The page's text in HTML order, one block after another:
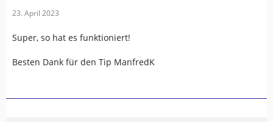
23. April 2023
Super, so hat es funktioniert!
Besten Dank für den Tip ManfredK